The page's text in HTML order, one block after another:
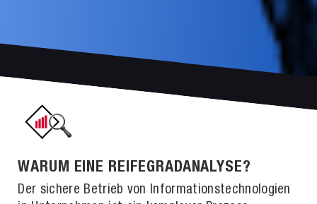
WARUM EINE REIFEGRADANALYSE?
Der sichere Betrieb von Informationstechnologien